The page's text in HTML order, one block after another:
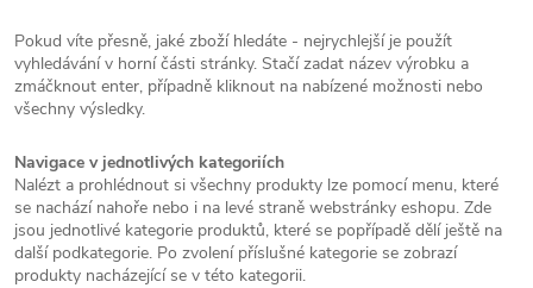
Pokud víte přesně, jaké zboží hledáte - nejrychlejší je použít
vyhledávání v horní části stránky. Stačí zadat název výrobku a
zmáčknout enter, případně kliknout na nabízené možnosti nebo
všechny výsledky.
Navigace v jednotlivých kategoriích
Nalézt a prohlédnout si všechny produkty lze pomocí menu, které
se nachází nahoře nebo i na levé straně webstránky eshopu. Zde
jsou jednotlivé kategorie produktů, které se popřípadě dělí ještě na
další podkategorie. Po zvolení příslušné kategorie se zobrazí
produkty nacházející se v této kategorii.